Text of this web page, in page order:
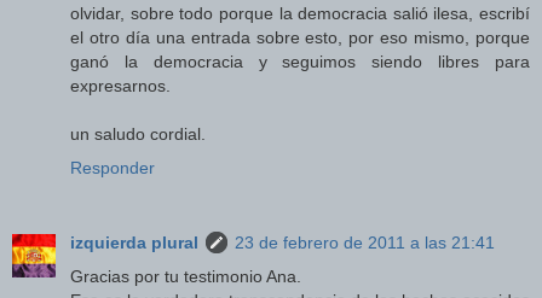
olvidar, sobre todo porque la democracia salió ilesa, escribí
el otro día una entrada sobre esto, por eso mismo, porque
ganó la democracia y seguimos siendo libres para
expresarnos.
un saludo cordial.
Responder
izquierda plural
23 de febrero de 2011 a las 21:41
Gracias por tu testimonio Ana.